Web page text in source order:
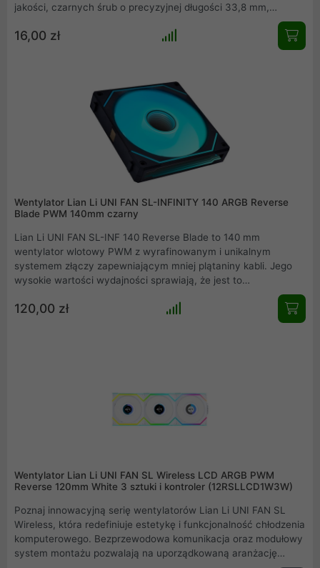
jakości, czarnych śrub o precyzyjnej długości 33,8 mm,
wentylatorach o grubości 28 mm. Gwarantują one idealne
dopasowanie i solidne mocowanie, eliminując ryzyko wibracji i
16,00 zł
Wentylator Lian Li UNI FAN SL-INFINITY 140 ARGB Reverse
Blade PWM 140mm czarny
Lian Li UNI FAN SL-INF 140 Reverse Blade to 140 mm
wentylator wlotowy PWM z wyrafinowanym i unikalnym
systemem złączy zapewniającym mniej plątaniny kabli. Jego
wysokie wartości wydajności sprawiają, że jest to
wentylatora obudowy, a także na radiatorach i chłodzeniach
procesora. Ponadto Lian Li UNI FAN SL-INF 140 Reverse Blade
120,00 zł
Wentylator Lian Li UNI FAN SL Wireless LCD ARGB PWM
Reverse 120mm White 3 sztuki i kontroler (12RSLLCD1W3W)
Poznaj innowacyjną serię wentylatorów Lian Li UNI FAN SL
Wireless, która redefiniuje estetykę i funkcjonalność chłodzenia
komputerowego. Bezprzewodowa komunikacja oraz modułowy
system montażu pozwalają na uporządkowaną aranżację